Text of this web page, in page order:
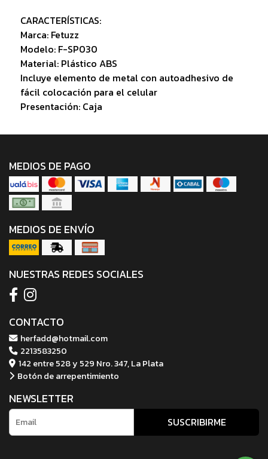
CARACTERÍSTICAS:
Marca: Fetuzz
Modelo: F-SP030
Material: Plástico ABS
Incluye elemento de metal con autoadhesivo de
fácil colocación para el celular
Presentación: Caja
MEDIOS DE PAGO
MEDIOS DE ENVÍO
NUESTRAS REDES SOCIALES
CONTACTO
herfadd@hotmail.com
2213583250
142 entre 528 y 529 Nro. 347, La Plata
Botón de arrepentimiento
NEWSLETTER
SUSCRIBIRME